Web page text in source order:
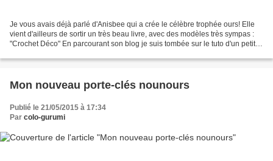
Je vous avais déjà parlé d'Anisbee qui a crée le célèbre trophée ours! Elle
vient d'ailleurs de sortir un très beau livre, avec des modèles très sympas :
"Crochet Déco" En parcourant son blog je suis tombée sur le tuto d'un petit
Mon nouveau porte-clés nounours
Publié le 21/05/2015 à 17:34
Par colo-gurumi